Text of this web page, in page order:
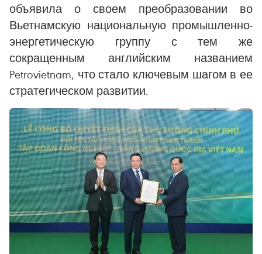
объявила о своем преобразовании во
Вьетнамскую национальную промышленно-
энергетическую группу с тем же
сокращенным английским названием
Petrovietnam, что стало ключевым шагом в ее
стратегическом развитии.